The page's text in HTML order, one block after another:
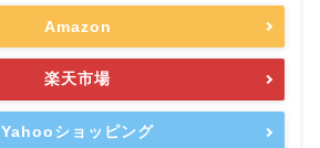
Amazon
楽天市場
Yahooショッピング